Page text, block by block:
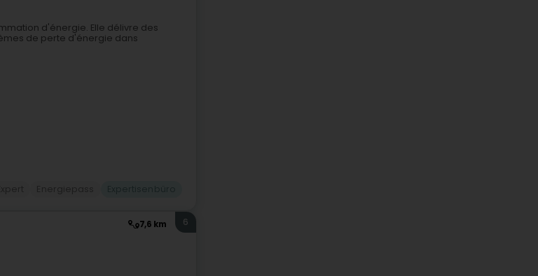
d'énergie. Elle délivre des
de perte d'énergie dans
7,6 km 6